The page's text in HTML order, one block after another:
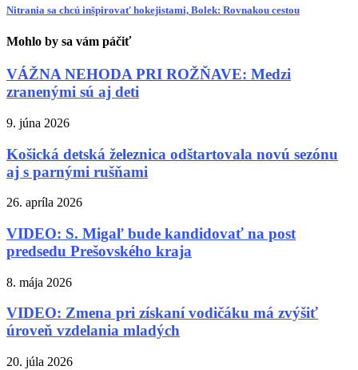
Nitrania sa chcú inšpirovať hokejistami, Bolek: Rovnakou cestou
Mohlo by sa vám páčiť
VÁŽNA NEHODA PRI ROŽŇAVE: Medzi
zranenými sú aj deti
9. júna 2026
Košická detská železnica odštartovala novú sezónu
aj s parnými rušňami
26. apríla 2026
VIDEO: S. Migaľ bude kandidovať na post
predsedu Prešovského kraja
8. mája 2026
VIDEO: Zmena pri získaní vodičáku má zvýšiť
úroveň vzdelania mladých
20. júla 2026